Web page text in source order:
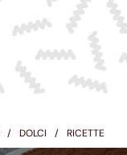
DOLCI RICETTE